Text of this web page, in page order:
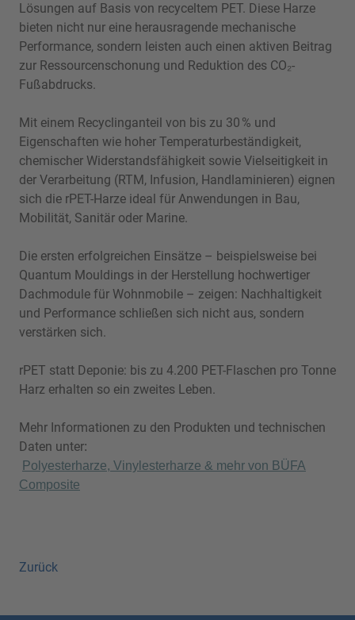
Lösungen auf Basis von recyceltem PET. Diese Harze
bieten nicht nur eine herausragende mechanische
Performance, sondern leisten auch einen aktiven Beitrag
zur Ressourcenschonung und Reduktion des CO₂-
Fußabdrucks.
Mit einem Recyclinganteil von bis zu 30 % und
Eigenschaften wie hoher Temperaturbeständigkeit,
chemischer Widerstandsfähigkeit sowie Vielseitigkeit in
der Verarbeitung (RTM, Infusion, Handlaminieren) eignen
sich die rPET-Harze ideal für Anwendungen in Bau,
Mobilität, Sanitär oder Marine.
Die ersten erfolgreichen Einsätze – beispielsweise bei
Quantum Mouldings in der Herstellung hochwertiger
Dachmodule für Wohnmobile – zeigen: Nachhaltigkeit
und Performance schließen sich nicht aus, sondern
verstärken sich.
rPET statt Deponie: bis zu 4.200 PET-Flaschen pro Tonne
Harz erhalten so ein zweites Leben.
Mehr Informationen zu den Produkten und technischen
Daten unter:
Polyesterharze, Vinylesterharze & mehr von BÜFA
Composite
Zurück